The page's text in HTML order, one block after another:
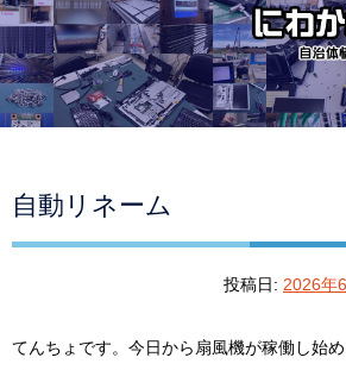
自動リネーム
投稿日: 2026年
てんちょです。今日から扇風機が稼働し始